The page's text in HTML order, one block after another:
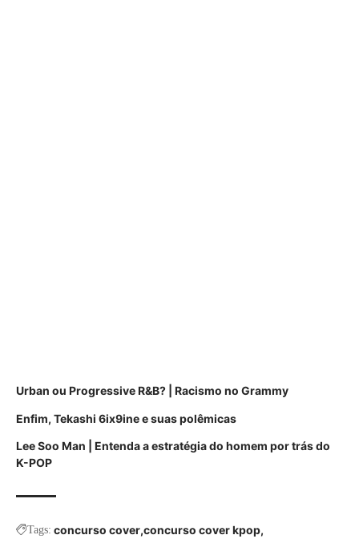
Urban ou Progressive R&B? | Racismo no Grammy
Enfim, Tekashi 6ix9ine e suas polêmicas
Lee Soo Man | Entenda a estratégia do homem por trás do
K-POP
Tags: concurso cover concurso cover kpop